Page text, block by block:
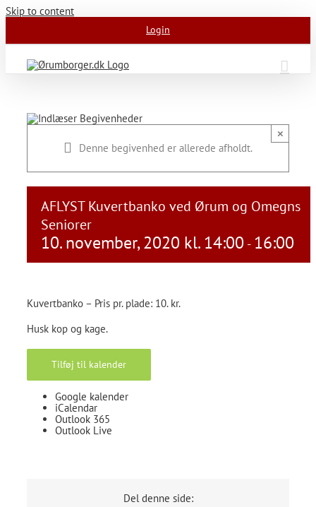
Skip to content
Login
Denne begivenhed er allerede afholdt.
×
AFLYST Kuvertbanko ved Ørum og Omegns
Seniorer
10. november, 2020 kl. 14:00 - 16:00
Kuvertbanko – Pris pr. plade: 10. kr.
Husk kop og kage.
Tilføj til kalender
Google kalender
iCalendar
Outlook 365
Outlook Live
Del denne side: